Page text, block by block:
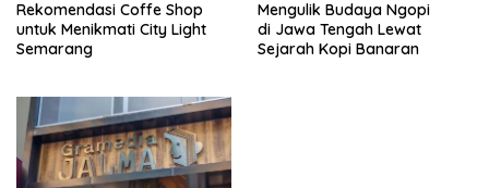
i
o
Rekomendasi Coffe Shop
untuk Menikmati City Light
Semarang
Mengulik Budaya Ngopi
di Jawa Tengah Lewat
Sejarah Kopi Banaran